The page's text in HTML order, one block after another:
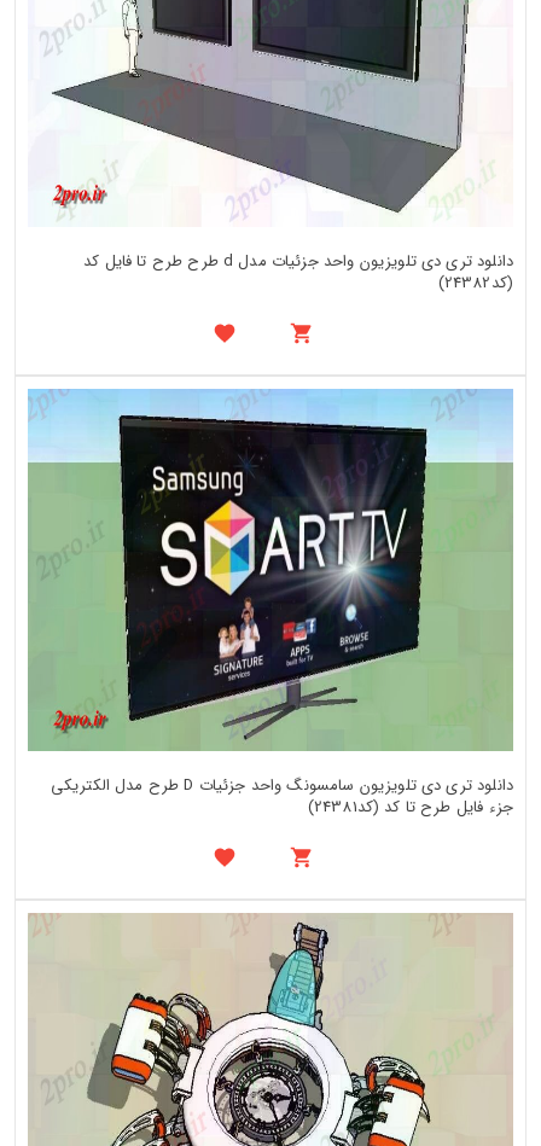
دانلود تری دی تلویزیون واحد جزئیات مدل d طرح طرح تا فایل کد
(کد24382)
دانلود تری دی تلویزیون سامسونگ واحد جزئیات D طرح مدل الکتریکی
جزء فایل طرح تا کد (کد24381)